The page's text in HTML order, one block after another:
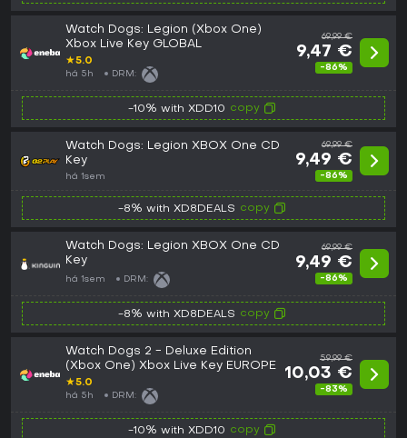
Watch Dogs: Legion (Xbox One)
Xbox Live Key GLOBAL
★5.0
há 5h DRM:
69,99 €
9,47 €
-86%
-10% with XDD10 copy
Watch Dogs: Legion XBOX One CD
Key
há 1sem
69,99 €
9,49 €
-86%
-8% with XD8DEALS copy
Watch Dogs: Legion XBOX One CD
Key
há 1sem DRM:
69,99 €
9,49 €
-86%
-8% with XD8DEALS copy
Watch Dogs 2 - Deluxe Edition
(Xbox One) Xbox Live Key EUROPE
★5.0
há 5h DRM:
59,99 €
10,03 €
-83%
-10% with XDD10 copy